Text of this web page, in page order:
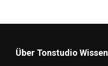
Über Tonstudio Wissen